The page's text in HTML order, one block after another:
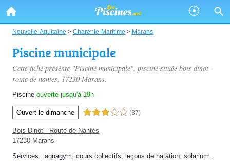
Nouvelle-Aquitaine > Charente-Maritime > Marans
Piscine municipale
Cette fiche présente "Piscine municipale", piscine située bois dinot -
route de nantes, 17230 Marans.
Piscine ouverte jusqu'à 19h
Ouvert le dimanche 3,0 étoiles sur 5 (37)
Bois Dinot - Route de Nantes
17230 Marans
Services : aquagym, cours collectifs, leçons de natation, solarium ,